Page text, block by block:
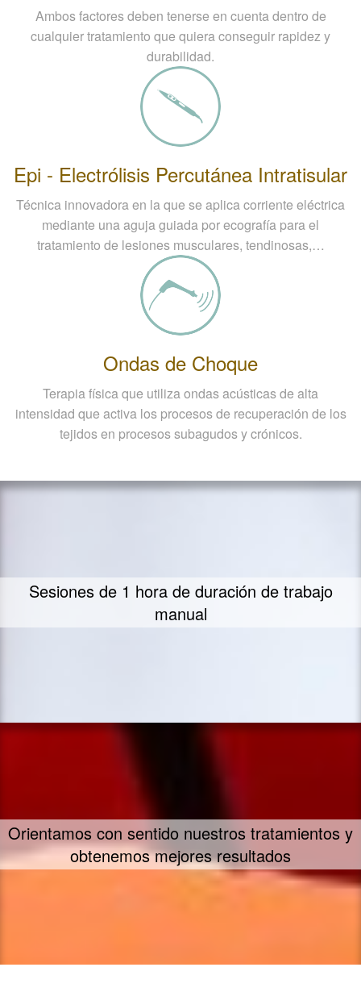
Ambos factores deben tenerse en cuenta dentro de
cualquier tratamiento que quiera conseguir rapidez y
durabilidad.
Epi - Electrólisis Percutánea Intratisular
Técnica innovadora en la que se aplica corriente eléctrica
mediante una aguja guiada por ecografía para el
tratamiento de lesiones musculares, tendinosas,…
Ondas de Choque
Terapia física que utiliza ondas acústicas de alta
intensidad que activa los procesos de recuperación de los
tejidos en procesos subagudos y crónicos.
Sesiones de 1 hora de duración de trabajo
manual
Orientamos con sentido nuestros tratamientos y
obtenemos mejores resultados